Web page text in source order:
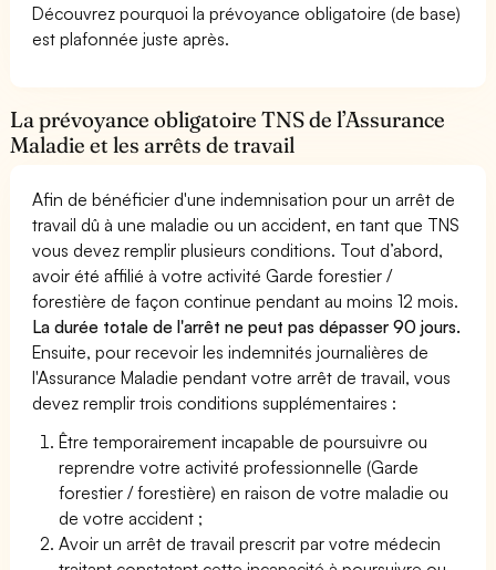
Découvrez pourquoi la prévoyance obligatoire (de base)
est plafonnée juste après.
La prévoyance obligatoire TNS de l’Assurance
Maladie et les arrêts de travail
Afin de bénéficier d'une indemnisation pour un arrêt de
travail dû à une maladie ou un accident, en tant que TNS
vous devez remplir plusieurs conditions. Tout d’abord,
avoir été affilié à votre activité Garde forestier /
forestière de façon continue pendant au moins 12 mois.
La durée totale de l'arrêt ne peut pas dépasser 90 jours.
Ensuite, pour recevoir les indemnités journalières de
l'Assurance Maladie pendant votre arrêt de travail, vous
devez remplir trois conditions supplémentaires :
Être temporairement incapable de poursuivre ou
reprendre votre activité professionnelle (Garde
forestier / forestière) en raison de votre maladie ou
de votre accident ;
Avoir un arrêt de travail prescrit par votre médecin